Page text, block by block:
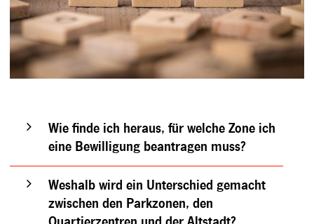
Wie finde ich heraus, für welche Zone ich
eine Bewilligung beantragen muss?
Weshalb wird ein Unterschied gemacht
zwischen den Parkzonen, den